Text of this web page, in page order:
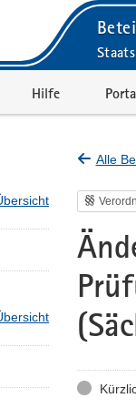
Hilfe
Alle
Status